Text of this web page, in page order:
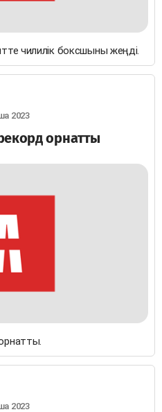
чилилік боксшыны жеңді.
2023
орнатты
2023